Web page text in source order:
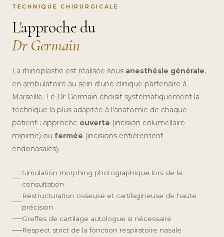
TECHNIQUE CHIRURGICALE
L'approche du
Dr Germain
La rhinoplastie est réalisée sous anesthésie générale,
en ambulatoire au sein d'une clinique partenaire à
Marseille. Le Dr Germain choisit systématiquement la
technique la plus adaptée à l'anatomie de chaque
patient : approche ouverte (incision columellaire
minime) ou fermée (incisions entièrement
endonasales).
Simulation morphing photographique lors de la
consultation
Restructuration osseuse et cartilagineuse de haute
précision
Greffes de cartilage autologue si nécessaire
Respect strict de la fonction respiratoire nasale